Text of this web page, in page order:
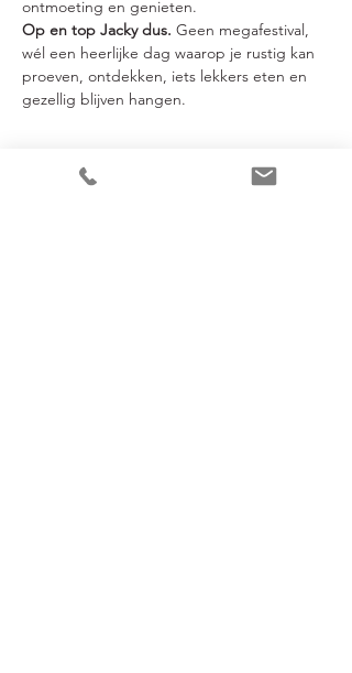
ontmoeting en genieten.
Op en top Jacky dus. Geen megafestival,
wél een heerlijke dag waarop je rustig kan
proeven, ontdekken, iets lekkers eten en
gezellig blijven hangen.
Wat mag je verwachten?